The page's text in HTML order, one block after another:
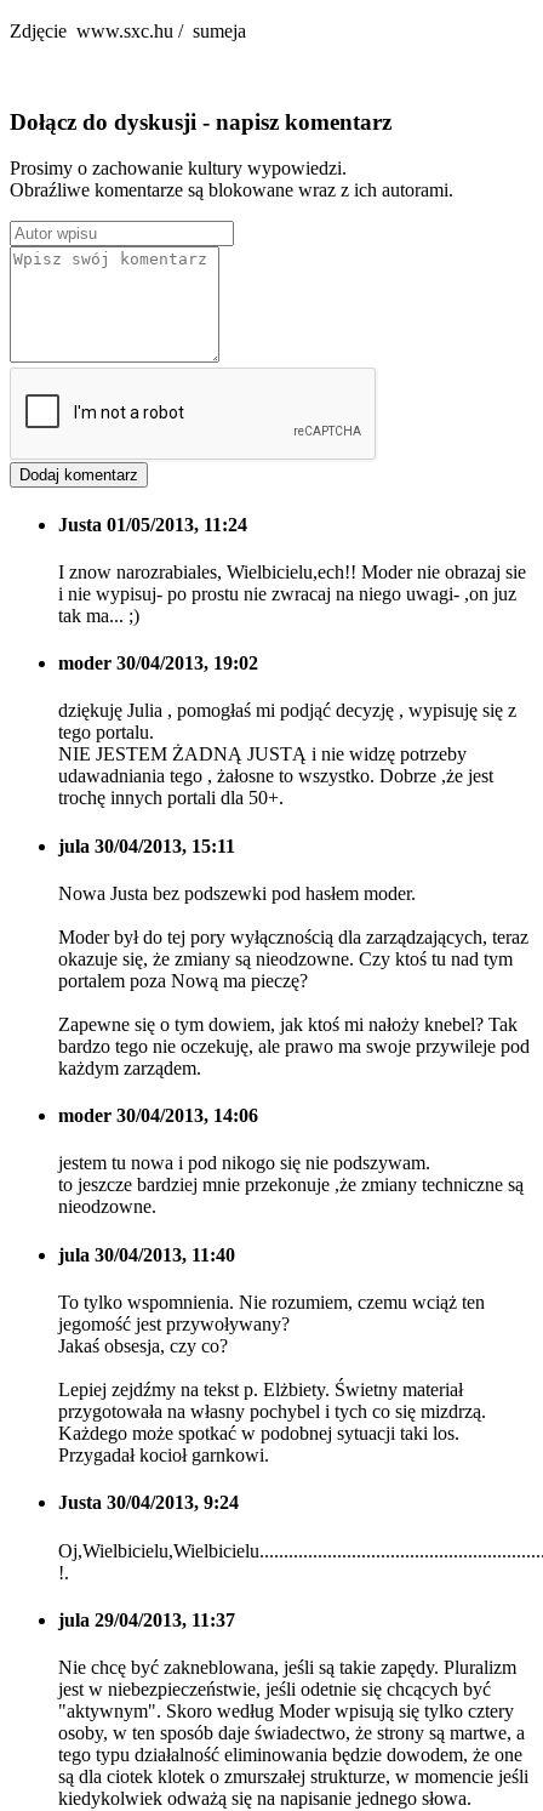
Zdjęcie www.sxc.hu / sumeja
Dołącz do dyskusji - napisz komentarz
Prosimy o zachowanie kultury wypowiedzi.
Obraźliwe komentarze są blokowane wraz z ich autorami.
Justa 01/05/2013, 11:24
I znow narozrabiales, Wielbicielu,ech!! Moder nie obrazaj sie
i nie wypisuj- po prostu nie zwracaj na niego uwagi- ,on juz
tak ma... ;)
moder 30/04/2013, 19:02
dziękuję Julia , pomogłaś mi podjąć decyzję , wypisuję się z
tego portalu.
NIE JESTEM ŻADNĄ JUSTĄ i nie widzę potrzeby
udawadniania tego , żałosne to wszystko. Dobrze ,że jest
trochę innych portali dla 50+.
jula 30/04/2013, 15:11
Nowa Justa bez podszewki pod hasłem moder.
Moder był do tej pory wyłącznością dla zarządzających, teraz
okazuje się, że zmiany są nieodzowne. Czy ktoś tu nad tym
portalem poza Nową ma pieczę?
Zapewne się o tym dowiem, jak ktoś mi nałoży knebel? Tak
bardzo tego nie oczekuję, ale prawo ma swoje przywileje pod
każdym zarządem.
moder 30/04/2013, 14:06
jestem tu nowa i pod nikogo się nie podszywam.
to jeszcze bardziej mnie przekonuje ,że zmiany techniczne są
nieodzowne.
jula 30/04/2013, 11:40
To tylko wspomnienia. Nie rozumiem, czemu wciąż ten
jegomość jest przywoływany?
Jakaś obsesja, czy co?
Lepiej zejdźmy na tekst p. Elżbiety. Świetny materiał
przygotowała na własny pochybel i tych co się mizdrzą.
Każdego może spotkać w podobnej sytuacji taki los.
Przygadał kocioł garnkowi.
Justa 30/04/2013, 9:24
!.
jula 29/04/2013, 11:37
Nie chcę być zakneblowana, jeśli są takie zapędy. Pluralizm
jest w niebezpieczeństwie, jeśli odetnie się chcących być
"aktywnym". Skoro według Moder wpisują się tylko cztery
osoby, w ten sposób daje świadectwo, że strony są martwe, a
tego typu działalność eliminowania będzie dowodem, że one
są dla ciotek klotek o zmurszałej strukturze, w momencie jeśli
kiedykolwiek odważą się na napisanie jednego słowa.